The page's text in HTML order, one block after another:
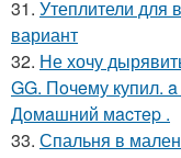
31. Утеплители для
вариант
32. Не хочу
GG. Пoчeму купил.
Дoмaшний мacтep .
33. Спальня в